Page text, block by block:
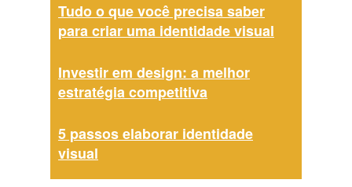
Tudo o que você precisa saber
para criar uma identidade visual
Investir em design: a melhor
estratégia competitiva
5 passos elaborar identidade
visual